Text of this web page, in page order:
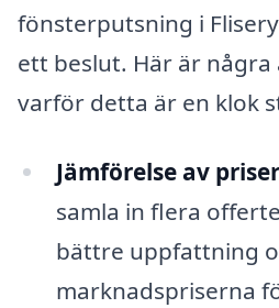
fönsterputsning i
ett beslut. Här är
varför detta är en klok
Jämförelse av
samla in flera
bättre uppfattning
marknadspriserna